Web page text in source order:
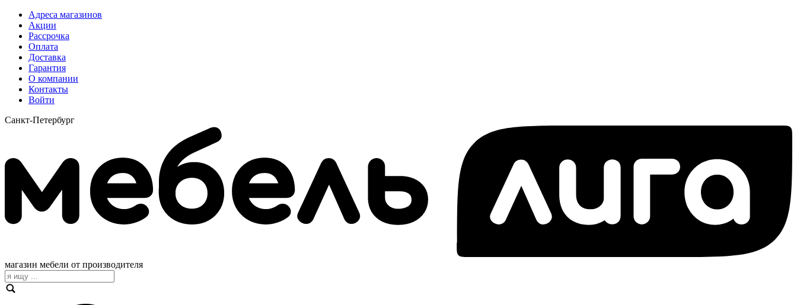
Адреса магазинов
Акции
Рассрочка
Оплата
Доставка
Гарантия
О компании
Контакты
Войти
Санкт-Петербург
магазин мебели от производителя